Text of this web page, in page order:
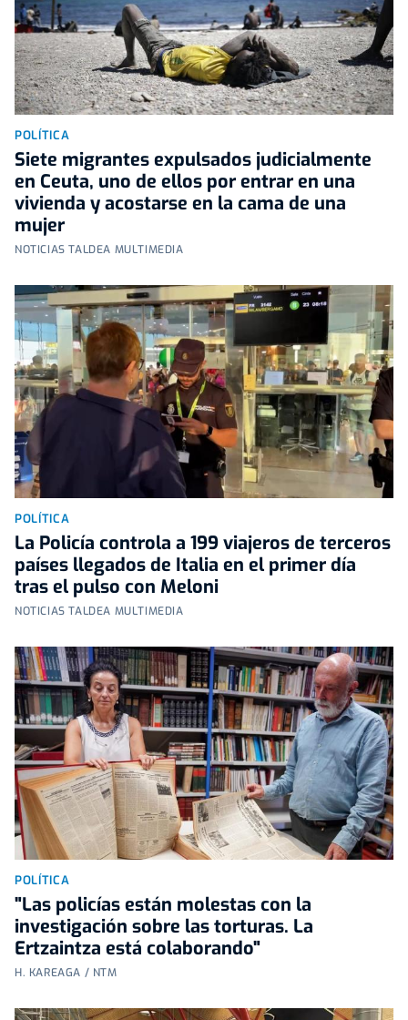
POLÍTICA
Siete migrantes expulsados judicialmente
en Ceuta, uno de ellos por entrar en una
vivienda y acostarse en la cama de una
mujer
NOTICIAS TALDEA MULTIMEDIA
POLÍTICA
La Policía controla a 199 viajeros de terceros
países llegados de Italia en el primer día
tras el pulso con Meloni
NOTICIAS TALDEA MULTIMEDIA
POLÍTICA
"Las policías están molestas con la
investigación sobre las torturas. La
Ertzaintza está colaborando"
H. KAREAGA / NTM